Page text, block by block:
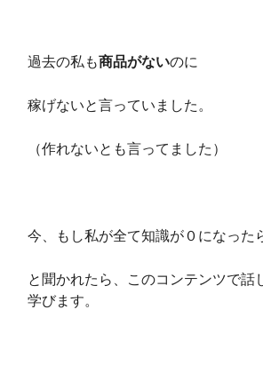
過去の私も商品がないのに
稼げないと言っていました。
（作れないとも言ってました）
今、もし私が全て知識が０になった
と聞かれたら、このコンテンツで話
学びます。